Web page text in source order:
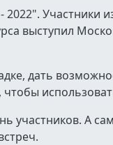
2022". Участники
выступил
дать
участников. А